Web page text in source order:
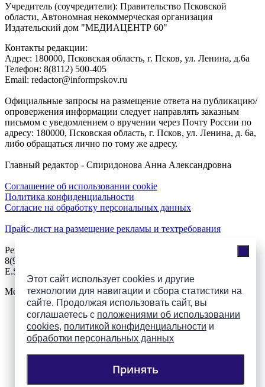
Этот сайт использует cookies и другие
технологии для навигации и сбора статистики на
сайте. Продолжая использовать сайт, вы
соглашаетесь с положениями об использовании
cookies, политикой конфиденциальности и
обработки персональных данных
Принять
Учредитель (соучредители): Правительство Псковской
области, Автономная некоммерческая организация
Издательский дом "МЕДИАЦЕНТР 60"
Контакты редакции:
Адреc: 180000, Псковская область, г. Псков, ул. Ленина, д.6а
Телефон: 8(8112) 500-405
Email: redactor@informpskov.ru
Официальные запросы на размещение ответа на публикацию/
опровержения информации следует направлять заказным
письмом с уведомлением о вручении через Почту России по
адресу: 180000, Псковская область, г. Псков, ул. Ленина, д. 6а,
либо обращаться лично по тому же адресу.
Главный редактор - Спиридонова Анна Александровна
Соглашение об использовании cookie
Политика конфиденциальности
Согласие на обработку персональных данных
Прайс-лист на размещение рекламы и техтребования
Реклама на сайте
8(921)508-52-62, телефон 8(8112) 500-131
E.Sezeikina@mhpsk.ru
Меню
Слушать радио «7 небо» онлайн
Подпишись на группы